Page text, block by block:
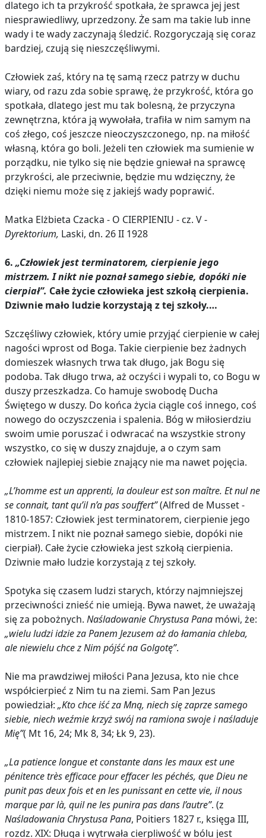
dlatego ich ta przykrość spotkała, że sprawca jej jest
niesprawiedliwy, uprzedzony. Że sam ma takie lub inne
wady i te wady zaczynają śledzić. Rozgoryczają się coraz
bardziej, czują się nieszczęśliwymi.
Człowiek zaś, który na tę samą rzecz patrzy w duchu
wiary, od razu zda sobie sprawę, że przykrość, która go
spotkała, dlatego jest mu tak bolesną, że przyczyna
zewnętrzna, która ją wywołała, trafiła w nim samym na
coś złego, coś jeszcze nieoczyszczonego, np. na miłość
własną, która go boli. Jeżeli ten człowiek ma sumienie w
porządku, nie tylko się nie będzie gniewał na sprawcę
przykrości, ale przeciwnie, będzie mu wdzięczny, że
dzięki niemu może się z jakiejś wady poprawić.
Matka Elżbieta Czacka - O CIERPIENIU - cz. V -
Dyrektorium, Laski, dn. 26 II 1928
6. „Człowiek jest terminatorem, cierpienie jego
mistrzem. I nikt nie poznał samego siebie, dopóki nie
cierpiał”. Całe życie człowieka jest szkołą cierpienia.
Dziwnie mało ludzie korzystają z tej szkoły.…
Szczęśliwy człowiek, który umie przyjąć cierpienie w całej
nagości wprost od Boga. Takie cierpienie bez żadnych
domieszek własnych trwa tak długo, jak Bogu się
podoba. Tak długo trwa, aż oczyści i wypali to, co Bogu w
duszy przeszkadza. Co hamuje swobodę Ducha
Świętego w duszy. Do końca życia ciągle coś innego, coś
nowego do oczyszczenia i spalenia. Bóg w miłosierdziu
swoim umie poruszać i odwracać na wszystkie strony
wszystko, co się w duszy znajduje, a o czym sam
człowiek najlepiej siebie znający nie ma nawet pojęcia.
„L’homme est un apprenti, la douleur est son maître. Et nul ne
se connait, tant qu’il n’a pas souffert”(Alfred de Musset -
1810-1857: Człowiek jest terminatorem, cierpienie jego
mistrzem. I nikt nie poznał samego siebie, dopóki nie
cierpiał). Całe życie człowieka jest szkołą cierpienia.
Dziwnie mało ludzie korzystają z tej szkoły.
Spotyka się czasem ludzi starych, którzy najmniejszej
przeciwności znieść nie umieją. Bywa nawet, że uważają
się za pobożnych. Naśladowanie Chrystusa Pana mówi, że:
„wielu ludzi idzie za Panem Jezusem aż do łamania chleba,
ale niewielu chce z Nim pójść na Golgotę”.
Nie ma prawdziwej miłości Pana Jezusa, kto nie chce
współcierpieć z Nim tu na ziemi. Sam Pan Jezus
powiedział: „Kto chce iść za Mną, niech się zaprze samego
siebie, niech weźmie krzyż swój na ramiona swoje i naśladuje
Mię”( Mt 16, 24; Mk 8, 34; Łk 9, 23).
„La patience longue et constante dans les maux est une
pénitence très efficace pour effacer les péchés, que Dieu ne
punit pas deux fois et en les punissant en cette vie, il nous
marque par là, quil ne les punira pas dans l’autre”. (z
Naśladowania Chrystusa Pana, Poitiers 1827 r., księga III,
rozdz. XIX: Długa i wytrwała cierpliwość w bólu jest